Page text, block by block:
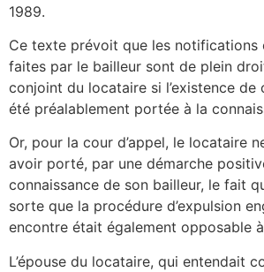
1989.
Ce texte prévoit que les notifications
faites par le bailleur sont de plein
conjoint du locataire si l’existence de
été préalablement portée à la
Or, pour la cour d’appel, le locataire
avoir porté, par une démarche
connaissance de son bailleur, le fait
sorte que la procédure d’expulsion
encontre était également opposable
L’épouse du locataire, qui entendait